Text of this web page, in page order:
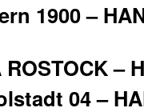
1900 –
ROSTOCK –
04 –